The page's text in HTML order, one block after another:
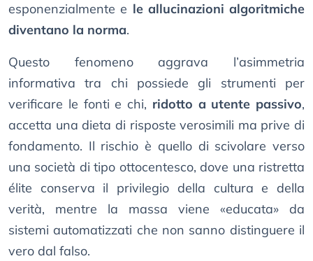
esponenzialmente e le allucinazioni algoritmiche
diventano la norma.
Questo fenomeno aggrava l’asimmetria
informativa tra chi possiede gli strumenti per
verificare le fonti e chi, ridotto a utente passivo,
accetta una dieta di risposte verosimili ma prive di
fondamento. Il rischio è quello di scivolare verso
una società di tipo ottocentesco, dove una ristretta
élite conserva il privilegio della cultura e della
verità, mentre la massa viene «educata» da
sistemi automatizzati che non sanno distinguere il
vero dal falso.